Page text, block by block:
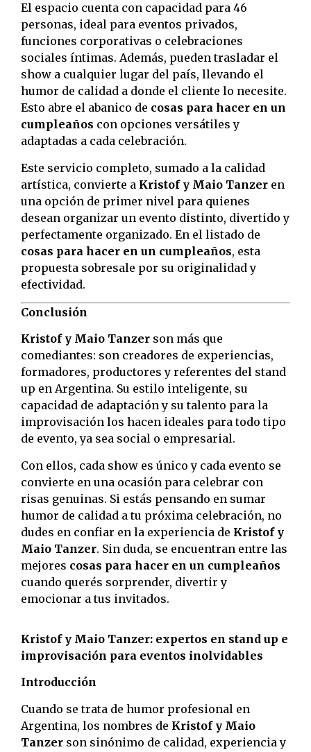
El espacio cuenta con capacidad para 46
personas, ideal para eventos privados,
funciones corporativas o celebraciones
sociales íntimas. Además, pueden trasladar el
show a cualquier lugar del país, llevando el
humor de calidad a donde el cliente lo necesite.
Esto abre el abanico de cosas para hacer en un
cumpleaños con opciones versátiles y
adaptadas a cada celebración.
Este servicio completo, sumado a la calidad
artística, convierte a Kristof y Maio Tanzer en
una opción de primer nivel para quienes
desean organizar un evento distinto, divertido y
perfectamente organizado. En el listado de
cosas para hacer en un cumpleaños, esta
propuesta sobresale por su originalidad y
efectividad.
Conclusión
Kristof y Maio Tanzer son más que
comediantes: son creadores de experiencias,
formadores, productores y referentes del stand
up en Argentina. Su estilo inteligente, su
capacidad de adaptación y su talento para la
improvisación los hacen ideales para todo tipo
de evento, ya sea social o empresarial.
Con ellos, cada show es único y cada evento se
convierte en una ocasión para celebrar con
risas genuinas. Si estás pensando en sumar
humor de calidad a tu próxima celebración, no
dudes en confiar en la experiencia de Kristof y
Maio Tanzer. Sin duda, se encuentran entre las
mejores cosas para hacer en un cumpleaños
cuando querés sorprender, divertir y
emocionar a tus invitados.
Kristof y Maio Tanzer: expertos en stand up e
improvisación para eventos inolvidables
Introducción
Cuando se trata de humor profesional en
Argentina, los nombres de Kristof y Maio
Tanzer son sinónimo de calidad, experiencia y